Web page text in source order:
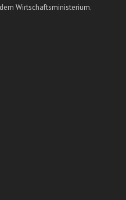
Wirtschaftsministerium.